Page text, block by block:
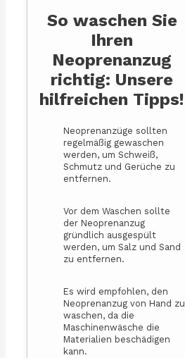
So waschen Sie
Ihren
Neoprenanzug
richtig: Unsere
hilfreichen Tipps!
Neoprenanzüge sollten
regelmäßig gewaschen
werden, um Schweiß,
Schmutz und Gerüche zu
entfernen.
Vor dem Waschen sollte
der Neoprenanzug
gründlich ausgespült
werden, um Salz und Sand
zu entfernen.
Es wird empfohlen, den
Neoprenanzug von Hand zu
waschen, da die
Maschinenwäsche die
Materialien beschädigen
kann.